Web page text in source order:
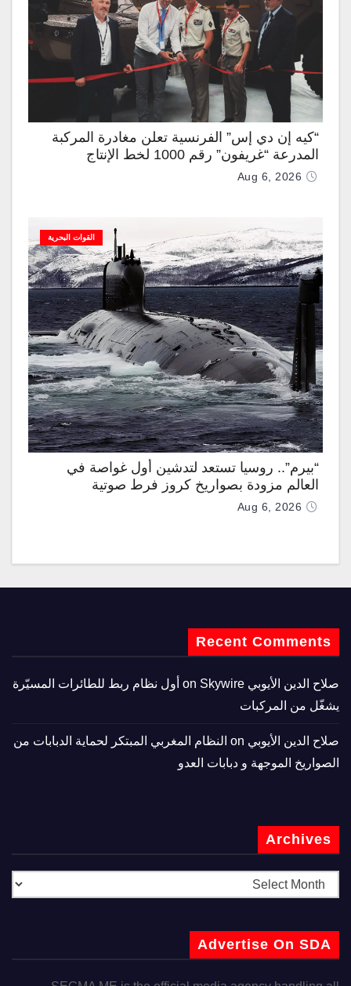
“كيه إن دي إس” الفرنسية تعلن مغادرة المركبة
المدرعة “غريفون” رقم 1000 لخط الإنتاج
Aug 6, 2026
القوات البحرية
“بيرم”.. روسيا تستعد لتدشين أول غواصة في
العالم مزودة بصواريخ كروز فرط صوتية
Aug 6, 2026
Recent Comments
صلاح الدين الأيوبي
Skywire أول نظام ربط للطائرات المسيّرة
يشغّل من المركبات
صلاح الدين الأيوبي
النظام المغربي المبتكر لحماية الدبابات من
الصواريخ الموجهة و دبابات العدو
Archives
Advertise On SDA